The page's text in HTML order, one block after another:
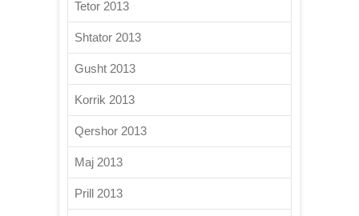
Tetor 2013
Shtator 2013
Gusht 2013
Korrik 2013
Qershor 2013
Maj 2013
Prill 2013